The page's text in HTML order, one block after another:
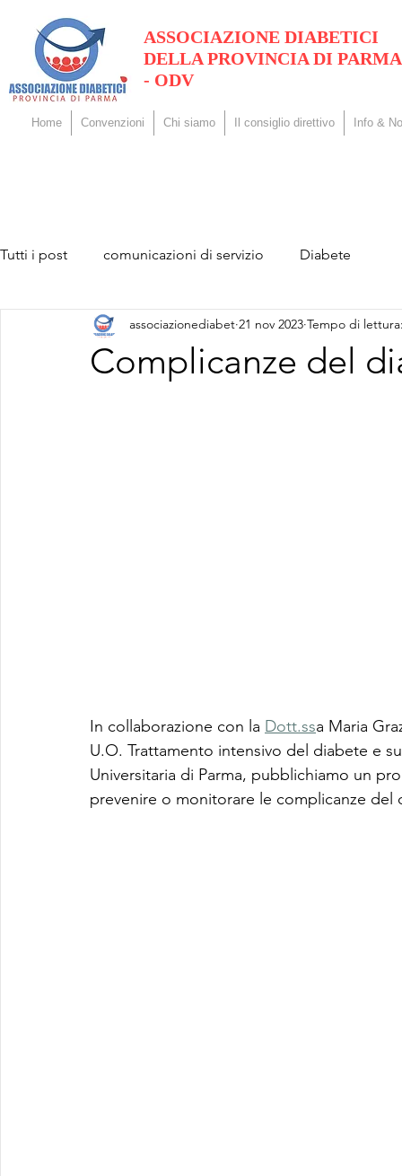
ASSOCIAZIONE DIABETICI
DELLA PROVINCIA DI PARMA
- ODV
Home Convenzioni Chi siamo Il consiglio direttivo Info &
Tutti i post comunicazioni di servizio Diabete
Complicanze del
associazionediabet 21 nov 2023 Tempo di
In collaborazione con la Dott.ssa Maria
U.O. Trattamento intensivo del diabete e
Universitaria di Parma, pubblichiamo un
prevenire o monitorare le complicanze del